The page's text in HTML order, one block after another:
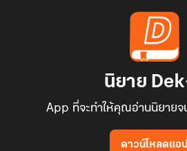
นิยาย
App ที่จะทำให้คุณอ่านนิยายจ
ดาวน์โหลดแอป